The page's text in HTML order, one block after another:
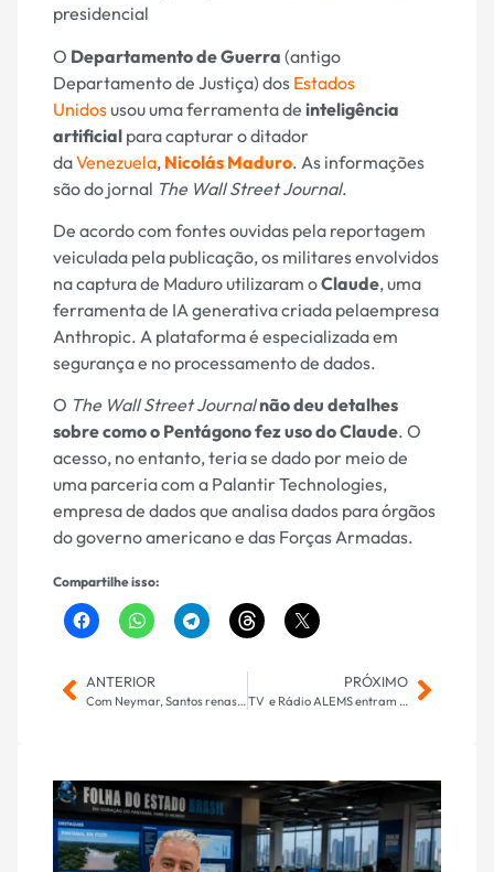
presidencial
O Departamento de Guerra (antigo
Departamento de Justiça) dos Estados
Unidosusou uma ferramenta de inteligência
artificial para capturar o ditador
daVenezuela, Nicolás Maduro. As informações
são do jornal The Wall Street Journal.
De acordo com fontes ouvidas pela reportagem
veiculada pela publicação, os militares envolvidos
na captura de Maduro utilizaram oClaude, uma
ferramenta de IA generativa criada pelaempresa
Anthropic. A plataforma é especializada em
segurança e no processamento de dados.
O The Wall Street Journalnão deu detalhes
sobre como o Pentágono fez uso do Claude. O
acesso, no entanto, teria se dado por meio de
uma parceria com a Palantir Technologies,
empresa de dados que analisa dados para órgãos
do governo americano e das Forças Armadas.
Compartilhe isso:
ANTERIOR
Com Neymar, Santos renasce
PRÓXIMO
TV e Rádio ALEMS entram no clima da folia com especial marcado por muito samba